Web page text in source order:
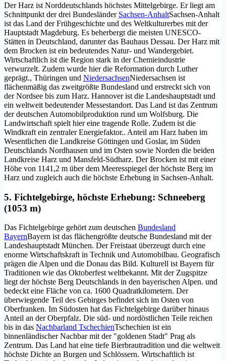
Der Harz ist Norddeutschlands höchstes Mittelgebirge. Er liegt am
Schnittpunkt der drei Bundesländer Sachsen-AnhaltSachsen-Anhalt
ist das Land der Frühgeschichte und des Weltkulturerbes mit der
Hauptstadt Magdeburg. Es beherbergt die meisten UNESCO-
Stätten in Deutschland, darunter das Bauhaus Dessau. Der Harz mit
dem Brocken ist ein bedeutendes Natur- und Wandergebiet.
Wirtschaftlich ist die Region stark in der Chemieindustrie
verwurzelt. Zudem wurde hier die Reformation durch Luther
geprägt., Thüringen und NiedersachsenNiedersachsen ist
flächenmäßig das zweitgrößte Bundesland und erstreckt sich von
der Nordsee bis zum Harz. Hannover ist die Landeshauptstadt und
ein weltweit bedeutender Messestandort. Das Land ist das Zentrum
der deutschen Automobilproduktion rund um Wolfsburg. Die
Landwirtschaft spielt hier eine tragende Rolle. Zudem ist die
Windkraft ein zentraler Energiefaktor.. Anteil am Harz haben im
Wesentlichen die Landkreise Göttingen und Goslar, im Süden
Deutschlands Nordhausen und im Osten sowie Norden die beiden
Landkreise Harz und Mansfeld-Südharz. Der Brocken ist mit einer
Höhe von 1141,2 m über dem Meeresspiegel der höchste Berg im
Harz und zugleich auch die höchste Erhebung in Sachsen-Anhalt.
5. Fichtelgebirge, höchste Erhebung: Schneeberg
(1053 m)
Das Fichtelgebirge gehört zum deutschen Bundesland
BayernBayern ist das flächengrößte deutsche Bundesland mit der
Landeshauptstadt München. Der Freistaat überzeugt durch eine
enorme Wirtschaftskraft in Technik und Automobilbau. Geografisch
prägen die Alpen und die Donau das Bild. Kulturell ist Bayern für
Traditionen wie das Oktoberfest weltbekannt. Mit der Zugspitze
liegt der höchste Berg Deutschlands in den bayerischen Alpen. und
bedeckt eine Fläche von ca. 1600 Quadratkilometern. Der
überwiegende Teil des Gebirges befindet sich im Osten von
Oberfranken. Im Südosten hat das Fichtelgebirge darüber hinaus
Anteil an der Oberpfalz. Die süd- und nordöstlichen Teile reichen
bis in das Nachbarland TschechienTschechien ist ein
binnenländischer Nachbar mit der "goldenen Stadt" Prag als
Zentrum. Das Land hat eine tiefe Bierbrautradition und die weltweit
höchste Dichte an Burgen und Schlössern. Wirtschaftlich ist